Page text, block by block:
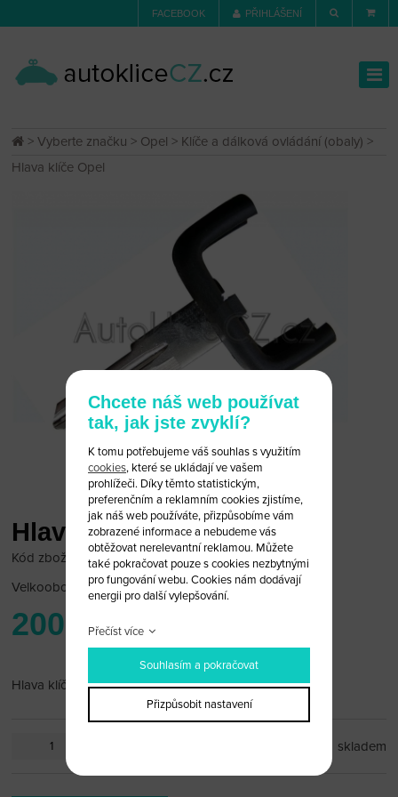
FACEBOOK PŘIHLÁŠENÍ
>Vyberte značku > Opel > Klíče a dálková ovládání (obaly) >
Hlava klíče Opel
Hlava klíče Opel
Kód zboží: Opel 29
Velkoobchodní cena:po přihlášení
200 Kč
Hlava klíče Opel splanžetou HU 46
skladem
Chcete náš web používat
tak, jak jste zvyklí?
K tomu potřebujeme váš souhlas s využitím
cookies, které se ukládají ve vašem
prohlížeči. Díky těmto statistickým,
preferenčním a reklamním cookies zjistíme,
jak náš web používáte, přizpůsobíme vám
zobrazené informace a nebudeme vás
obtěžovat nerelevantní reklamou. Můžete
také pokračovat pouze s cookies nezbytnými
pro fungování webu. Cookies nám dodávají
energii pro další vylepšování.
Přečíst více
Souhlasím a pokračovat
Přizpůsobit nastavení